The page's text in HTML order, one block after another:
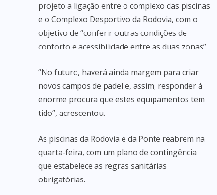
projeto a ligação entre o complexo das piscinas
e o Complexo Desportivo da Rodovia, com o
objetivo de “conferir outras condições de
conforto e acessibilidade entre as duas zonas”.
“No futuro, haverá ainda margem para criar
novos campos de padel e, assim, responder à
enorme procura que estes equipamentos têm
tido”, acrescentou.
As piscinas da Rodovia e da Ponte reabrem na
quarta-feira, com um plano de contingência
que estabelece as regras sanitárias
obrigatórias.